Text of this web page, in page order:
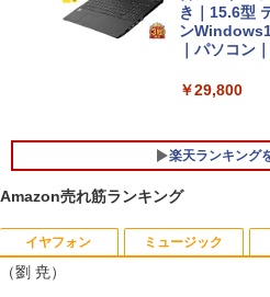
き｜15.6型
ン
｜パソコン
￥29,800
楽天ランキング
1 ルイジアナ
Amazon売れ筋ランキング
イヤフォン ミュージック
（劉 尭）